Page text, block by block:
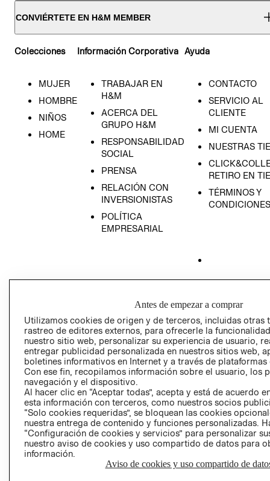
CONVIÉRTETE EN H&M MEMBER
Colecciones
MUJER
HOMBRE
NIÑOS
HOME
Información Corporativa
TRABAJAR EN
H&M
ACERCA DEL
GRUPO H&M
RESPONSABILIDAD
SOCIAL
PRENSA
RELACIÓN CON
INVERSIONISTAS
POLÍTICA
EMPRESARIAL
Ayuda
CONTACTO
SERVICIO AL
CLIENTE
MI CUENTA
NUESTRAS
RETIRO EN
TÉRMINOS Y
CONDICIONES
GIFT CARD
AVISO DE
Perú (S/)
CAMBIAR REGIÓN
Antes de empezar a comprar
Utilizamos cookies de origen y de terceros, incluidas otras
rastreo de editores externos, para ofrecerle la
nuestro sitio web, personalizar su experiencia de usuario,
entregar publicidad personalizada en nuestros sitios web,
boletines informativos en Internet y a través de plataformas
Con ese fin, recopilamos información sobre el usuario, los
navegación y el dispositivo.
Al hacer clic en “Aceptar todas”, acepta y está de acuerdo
esta información con terceros, como nuestros socios
“Solo cookies requeridas”, se bloquean las cookies
nuestra entrega de contenido y funciones personalizadas.
“Configuración de cookies y servicios” para personalizar
nuestro aviso de cookies y uso compartido de datos para
información.
Aviso de cookies y uso compartido de